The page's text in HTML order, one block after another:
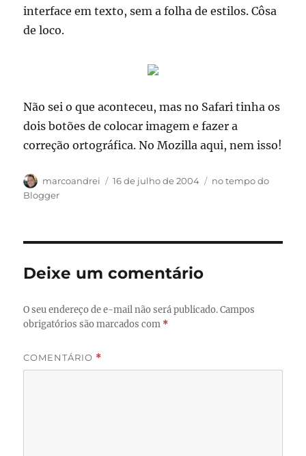
interface em texto, sem a folha de estilos. Côsa
de loco.
Não sei o que aconteceu, mas no Safari tinha os
dois botões de colocar imagem e fazer a
correção ortográfica. No Mozilla aqui, nem isso!
Autor
marcoandrei
Publicado
16 de julho de 2004 Categorias
no tempo do
Blogger
Deixe um comentário
O seu endereço de e-mail não será publicado. Campos
obrigatórios são marcados com *
COMENTÁRIO *